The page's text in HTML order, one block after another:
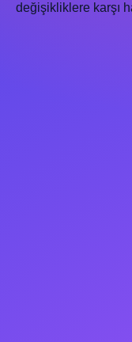
değişikliklere karşı